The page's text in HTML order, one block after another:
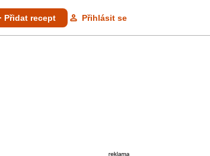
Přidat recept Přihlásit se